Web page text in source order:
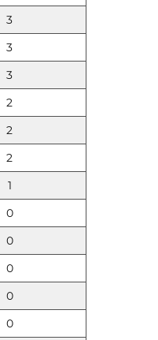
3
3
3
2
2
2
1
0
0
0
0
0